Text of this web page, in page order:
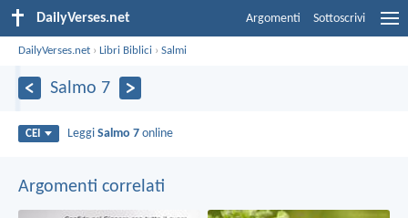
DailyVerses.net Argomenti Sottoscrivi
DailyVerses.net ›Libri Biblici ›Salmi
Salmo 7
CEI LeggiSalmo 7 online
Argomenti correlati